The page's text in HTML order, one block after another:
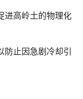
进高岭土的物理化
防止因急剧冷却引